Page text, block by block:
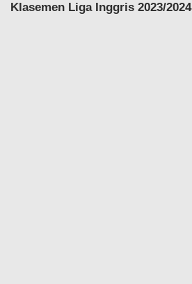
Klasemen Liga Inggris 2023/2024